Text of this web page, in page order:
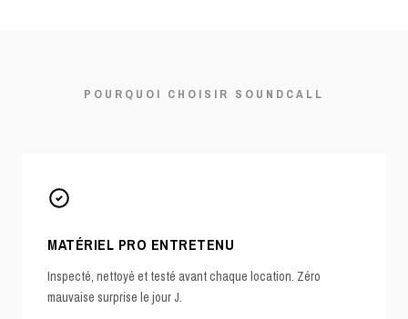
POURQUOI CHOISIR SOUNDCALL
MATÉRIEL PRO ENTRETENU
Inspecté, nettoyé et testé avant chaque location. Zéro
mauvaise surprise le jour J.